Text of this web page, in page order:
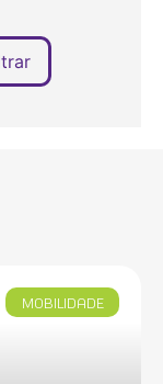
MOBILIDADE